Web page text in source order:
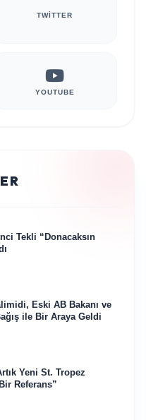
TWITTER
YOUTUBE
Tekli “Donacaksın
Eski AB Bakanı ve
ile Bir Araya Geldi
Yeni St. Tropez
Referans”